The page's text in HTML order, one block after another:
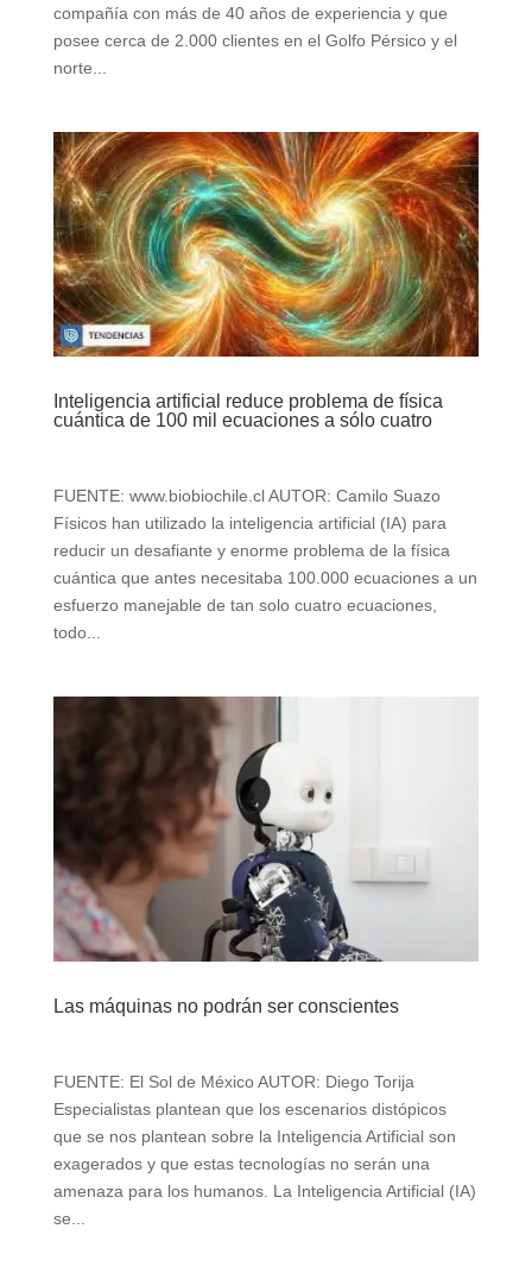
compañía con más de 40 años de experiencia y que
posee cerca de 2.000 clientes en el Golfo Pérsico y el
norte...
Inteligencia artificial reduce problema de física
cuántica de 100 mil ecuaciones a sólo cuatro
FUENTE: www.biobiochile.cl AUTOR: Camilo Suazo
Físicos han utilizado la inteligencia artificial (IA) para
reducir un desafiante y enorme problema de la física
cuántica que antes necesitaba 100.000 ecuaciones a un
esfuerzo manejable de tan solo cuatro ecuaciones,
todo...
Las máquinas no podrán ser conscientes
FUENTE: El Sol de México AUTOR: Diego Torija
Especialistas plantean que los escenarios distópicos
que se nos plantean sobre la Inteligencia Artificial son
exagerados y que estas tecnologías no serán una
amenaza para los humanos. La Inteligencia Artificial (IA)
se...